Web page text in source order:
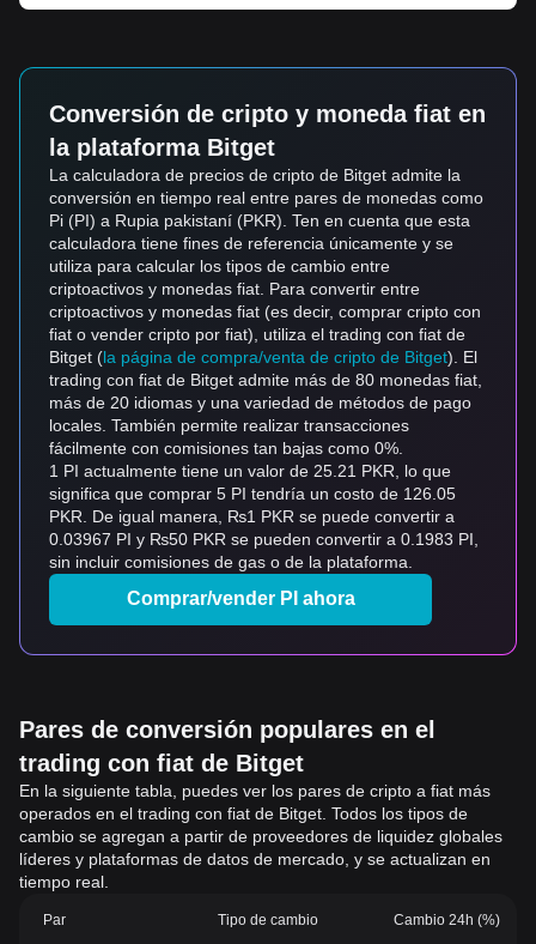
Conversión de cripto y moneda fiat en
la plataforma Bitget
La calculadora de precios de cripto de Bitget admite la
conversión en tiempo real entre pares de monedas como
Pi (PI) a Rupia pakistaní (PKR). Ten en cuenta que esta
calculadora tiene fines de referencia únicamente y se
utiliza para calcular los tipos de cambio entre
criptoactivos y monedas fiat. Para convertir entre
criptoactivos y monedas fiat (es decir, comprar cripto con
fiat o vender cripto por fiat), utiliza el trading con fiat de
Bitget (la página de compra/venta de cripto de Bitget). El
trading con fiat de Bitget admite más de 80 monedas fiat,
más de 20 idiomas y una variedad de métodos de pago
locales. También permite realizar transacciones
fácilmente con comisiones tan bajas como 0%.
1 PI actualmente tiene un valor de 25.21 PKR, lo que
significa que comprar 5 PI tendría un costo de 126.05
PKR. De igual manera, ₨1 PKR se puede convertir a
0.03967 PI y ₨50 PKR se pueden convertir a 0.1983 PI,
sin incluir comisiones de gas o de la plataforma.
Comprar/vender PI ahora
Pares de conversión populares en el
trading con fiat de Bitget
En la siguiente tabla, puedes ver los pares de cripto a fiat más
operados en el trading con fiat de Bitget. Todos los tipos de
cambio se agregan a partir de proveedores de liquidez globales
líderes y plataformas de datos de mercado, y se actualizan en
tiempo real.
Par Tipo de cambio Cambio 24h (%)